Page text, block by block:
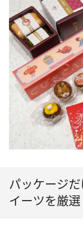
パッケージ
イーツを厳選